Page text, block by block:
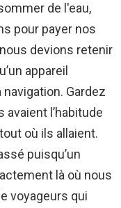
de l'eau,
pour payer nos
devions retenir
appareil
Gardez
avaient l’habitude
où ils allaient.
puisqu’un
là où nous
voyageurs qui